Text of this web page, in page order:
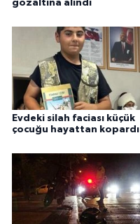
gözaltına alındı
Evdeki silah faciası küçük
çocuğu hayattan kopardı